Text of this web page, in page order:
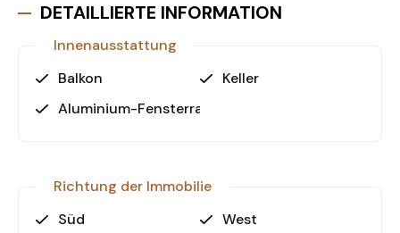
Ausstattung & Highlights
Die Immobilie verfügt über folgende
Ausstattungsmerkmale:
• Freistehende Steinvilla (3+1)
• 1 Balkon
• 1 Dachterrasse
DETAILLIERTE INFORMATION
Innenausstattung
Balkon
Keller
Aluminium-Fensterrahmen
Richtung der Immobilie
Süd
West